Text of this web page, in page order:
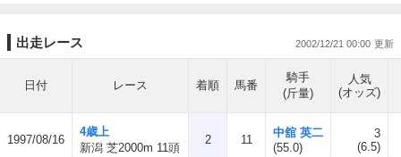
出走レース 2002/12/21 00:00
日付 レース 着順 馬番
騎手
(斤量)
人気
(オッズ)
1997/08/16
4歳上
新潟 芝2000m 11頭
2 11
中舘 英二
(55.0)
3
(6.5)